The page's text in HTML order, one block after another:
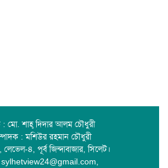
: মো. শাহ্ দিদার আলম চৌধুরী
: মশিউর রহমান চৌধুরী
লেভেল-৪, পূর্ব জিন্দাবাজার, সিলেট।